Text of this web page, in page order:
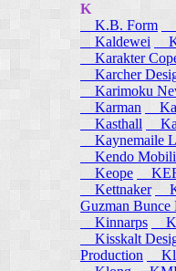
K
K.B. Form
Kaldewei
Karakter
Karcher
Karimoku
Karman
Kasthall
Kaynemaile
Kendo
Keope
Kettnaker
Guzman Bunce
Kinnarps
Kisskalt
Production